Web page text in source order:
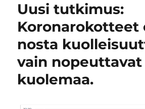
järjetöntä
perusteetonta
lainsäädäntöä
Kiurun
johdolla
Hallituksen
Uusi tutkimus:
Koronarokotteet
nosta
vain nopeuttavat
kuolemaa.